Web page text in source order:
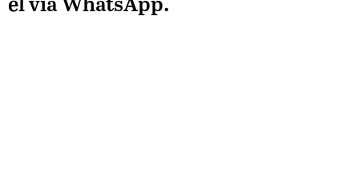
él vía WhatsApp.